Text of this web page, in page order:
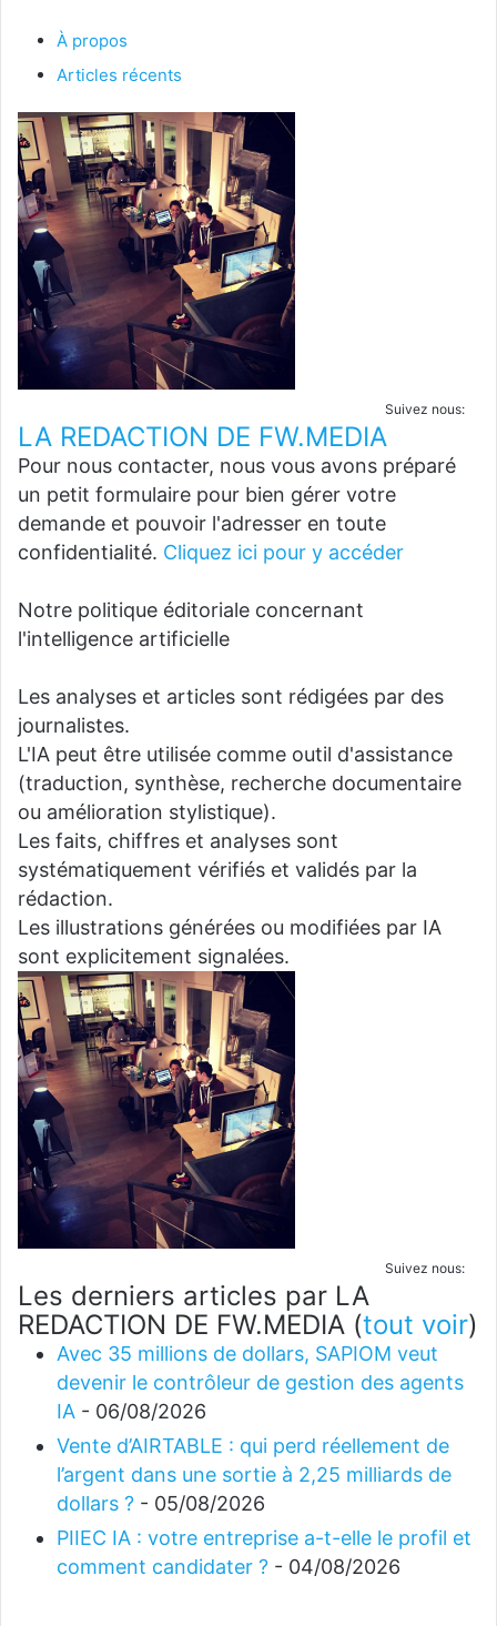
À propos
Articles récents
Suivez nous:
LA REDACTION DE FW.MEDIA
Pour nous contacter, nous vous avons préparé
un petit formulaire pour bien gérer votre
demande et pouvoir l'adresser en toute
confidentialité. Cliquez ici pour y accéder
Notre politique éditoriale concernant
l'intelligence artificielle
Les analyses et articles sont rédigées par des
journalistes.
L'IA peut être utilisée comme outil d'assistance
(traduction, synthèse, recherche documentaire
ou amélioration stylistique).
Les faits, chiffres et analyses sont
systématiquement vérifiés et validés par la
rédaction.
Les illustrations générées ou modifiées par IA
sont explicitement signalées.
Suivez nous:
Les derniers articles par LA
REDACTION DE FW.MEDIA (tout voir)
Avec 35 millions de dollars, SAPIOM veut
devenir le contrôleur de gestion des agents
IA - 06/08/2026
Vente d’AIRTABLE : qui perd réellement de
l’argent dans une sortie à 2,25 milliards de
dollars ? - 05/08/2026
PIIEC IA : votre entreprise a-t-elle le profil et
comment candidater ? - 04/08/2026